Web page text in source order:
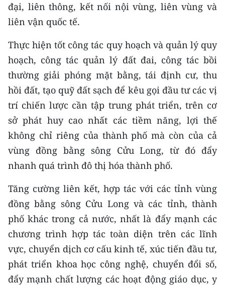
đại, liên thông, kết nối nội vùng, liên vùng và
liên vận quốc tế.
Thực hiện tốt công tác quy hoạch và quản lý quy
hoạch, công tác quản lý đất đai, công tác bồi
thường giải phóng mặt bằng, tái định cư, thu
hồi đất, tạo quỹ đất sạch để kêu gọi đầu tư các vị
trí chiến lược cần tập trung phát triển, trên cơ
sở phát huy cao nhất các tiềm năng, lợi thế
không chỉ riêng của thành phố mà còn của cả
vùng đồng bằng sông Cửu Long, từ đó đẩy
nhanh quá trình đô thị hóa thành phố.
Tăng cường liên kết, hợp tác với các tỉnh vùng
đồng bằng sông Cửu Long và các tỉnh, thành
phố khác trong cả nước, nhất là đẩy mạnh các
chương trình hợp tác toàn diện trên các lĩnh
vực, chuyển dịch cơ cấu kinh tế, xúc tiến đầu tư,
phát triển khoa học công nghệ, chuyển đổi số,
đẩy mạnh chất lượng các hoạt động giáo dục, y